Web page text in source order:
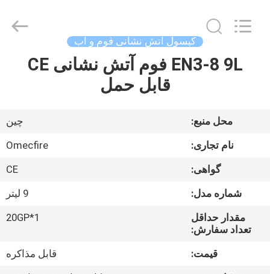
صفحه
محصولات
درباره
& Equipment
کپسول آتش نشانی فوم و آب
EN3-8 9L فوم آتش نشانی CE
قابل حمل
محل منبع:
چین
نام تجاری:
Omecfire
گواهی:
CE
شماره مدل:
9 لیتر
مقدار حداقل
تعداد سفارش:
1*20GP
قیمت:
قابل مذاکره